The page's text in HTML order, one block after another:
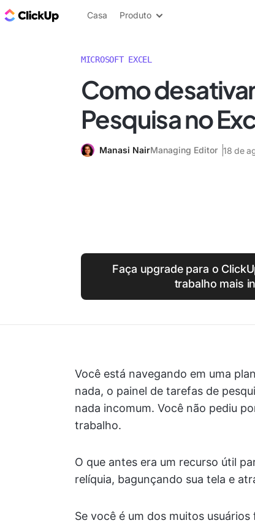
ClickUp Blogue
Casa Produto
MICROSOFT EXCEL
Como
Pesquisa no
Manasi NairManaging Editor 18 de
Faça upgrade para o
trabalho mais
Você está navegando em uma
nada, o painel de tarefas de
nada incomum. Você não pediu
trabalho.
O que antes era um recurso útil
relíquia, bagunçando sua tela e
Se você é um dos muitos